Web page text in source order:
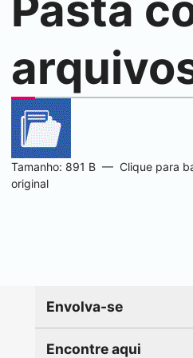
Tamanho: 891 B — Clique para
original
Envolva-se
Encontre aqui